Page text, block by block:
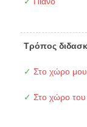
Τρόπος
✓ Στο χώρο μου
✓ Στο χώρο